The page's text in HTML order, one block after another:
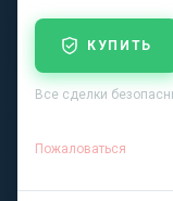
КУПИТЬ
Все сделки
Пожаловаться